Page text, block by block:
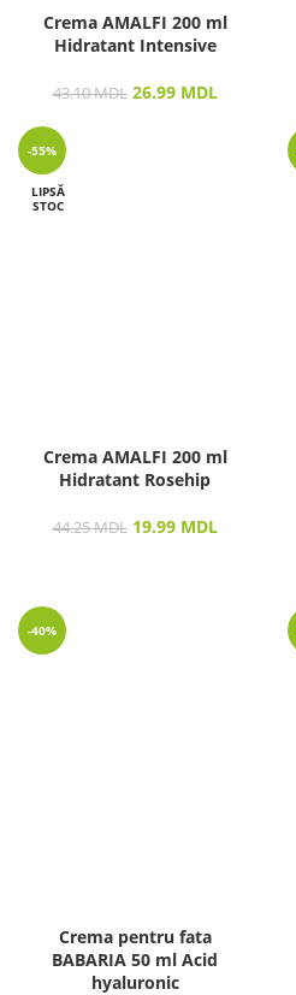
Crema AMALFI 200 ml
Hidratant Intensive
43.10MDL 26.99 MDL
-55%
LIPSĂ
STOC
Crema AMALFI 200 ml
Hidratant Rosehip
44.25MDL 19.99 MDL
-40%
Crema pentru fata
BABARIA 50 ml Acid
hyaluronic